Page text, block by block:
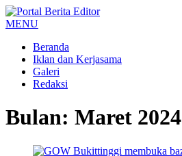
MENU
Beranda
Iklan dan Kerjasama
Galeri
Redaksi
Bulan: Maret 2024